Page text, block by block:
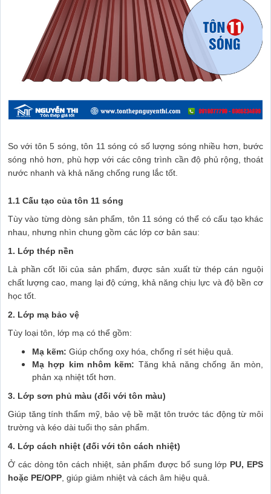
So với tôn 5 sóng, tôn 11 sóng có số lượng sóng nhiều hơn, bước
sóng nhỏ hơn, phù hợp với các công trình cần độ phủ rộng, thoát
nước nhanh và khả năng chống rung lắc tốt.
1.1 Cấu tạo của tôn 11 sóng
Tùy vào từng dòng sản phẩm, tôn 11 sóng có thể có cấu tạo khác
nhau, nhưng nhìn chung gồm các lớp cơ bản sau:
1. Lớp thép nền
Là phần cốt lõi của sản phẩm, được sản xuất từ thép cán nguội
chất lượng cao, mang lại độ cứng, khả năng chịu lực và độ bền cơ
học tốt.
2. Lớp mạ bảo vệ
Tùy loại tôn, lớp mạ có thể gồm:
Mạ kẽm: Giúp chống oxy hóa, chống rỉ sét hiệu quả.
Mạ hợp kim nhôm kẽm: Tăng khả năng chống ăn mòn,
phản xạ nhiệt tốt hơn.
3. Lớp sơn phủ màu (đối với tôn màu)
Giúp tăng tính thẩm mỹ, bảo vệ bề mặt tôn trước tác động từ môi
trường và kéo dài tuổi thọ sản phẩm.
4. Lớp cách nhiệt (đối với tôn cách nhiệt)
Ở các dòng tôn cách nhiệt, sản phẩm được bổ sung lớp PU, EPS
hoặc PE/OPP , giúp giảm nhiệt và cách âm hiệu quả.